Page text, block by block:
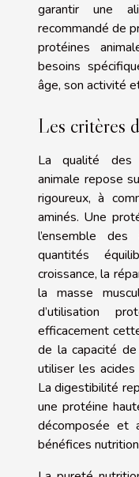
garantir une
recommandé de
protéines
besoins
âge, son activité
Les critères
La qualité des
animale repose
rigoureux, à
aminés. Une
l’ensemble
quantités
croissance, la
la masse
d’utilisation
efficacement
de la capacité de
utiliser les acides
La digestibilité
une protéine
décomposée et
bénéfices